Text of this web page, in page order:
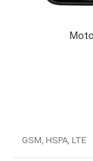
GSM, HSPA, LTE